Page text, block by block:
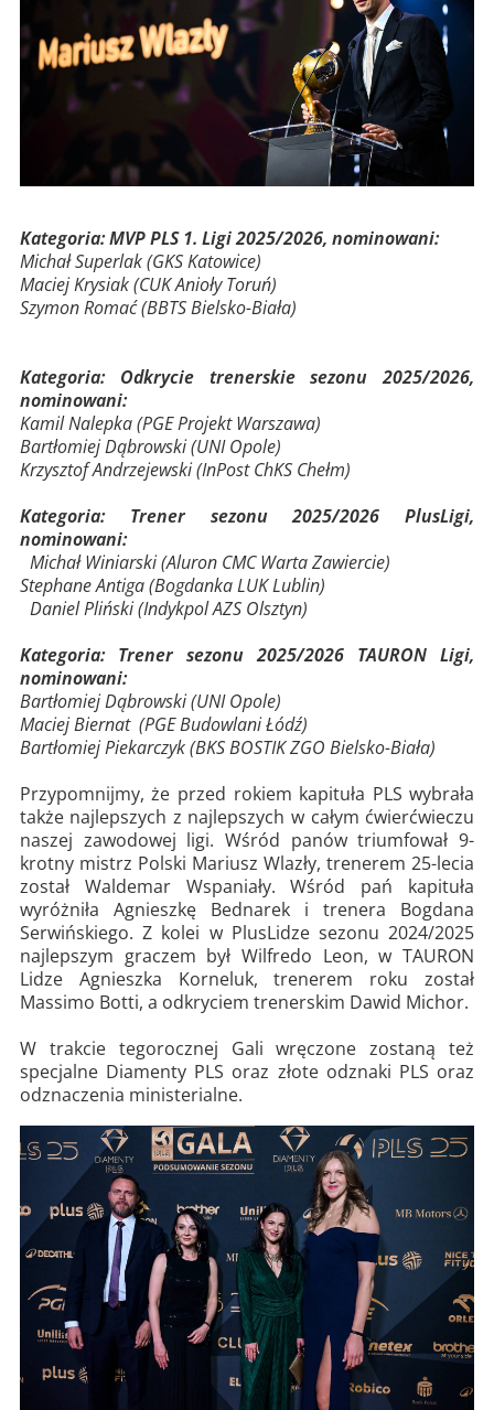
Kategoria: MVP PLS 1. Ligi 2025/2026, nominowani:
Michał Superlak (GKS Katowice)
Maciej Krysiak (CUK Anioły Toruń)
Szymon Romać (BBTS Bielsko-Biała)
Kategoria: Odkrycie trenerskie sezonu 2025/2026,
nominowani:
Kamil Nalepka (PGE Projekt Warszawa)
Bartłomiej Dąbrowski (UNI Opole)
Krzysztof Andrzejewski (InPost ChKS Chełm)
Kategoria: Trener sezonu 2025/2026 PlusLigi,
nominowani:
Michał Winiarski (Aluron CMC Warta Zawiercie)
Stephane Antiga (Bogdanka LUK Lublin)
Daniel Pliński (Indykpol AZS Olsztyn)
Kategoria: Trener sezonu 2025/2026 TAURON Ligi,
nominowani:
Bartłomiej Dąbrowski (UNI Opole)
Maciej Biernat (PGE Budowlani Łódź)
Bartłomiej Piekarczyk (BKS BOSTIK ZGO Bielsko-Biała)
Przypomnijmy, że przed rokiem kapituła PLS wybrała
także najlepszych z najlepszych w całym ćwierćwieczu
naszej zawodowej ligi. Wśród panów triumfował 9-
krotny mistrz Polski Mariusz Wlazły, trenerem 25-lecia
został Waldemar Wspaniały. Wśród pań kapituła
wyróżniła Agnieszkę Bednarek i trenera Bogdana
Serwińskiego. Z kolei w PlusLidze sezonu 2024/2025
najlepszym graczem był Wilfredo Leon, w TAURON
Lidze Agnieszka Korneluk, trenerem roku został
Massimo Botti, a odkryciem trenerskim Dawid Michor.
W trakcie tegorocznej Gali wręczone zostaną też
specjalne Diamenty PLS oraz złote odznaki PLS oraz
odznaczenia ministerialne.